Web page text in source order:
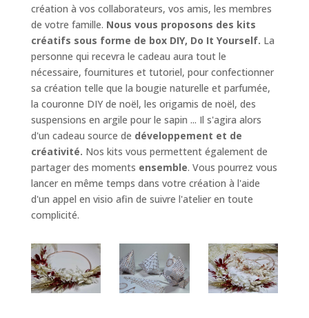
création à vos collaborateurs, vos amis, les membres
de votre famille. Nous vous proposons des kits
créatifs sous forme de box DIY, Do It Yourself. La
personne qui recevra le cadeau aura tout le
nécessaire, fournitures et tutoriel, pour confectionner
sa création telle que la bougie naturelle et parfumée,
la couronne DIY de noël, les origamis de noël, des
suspensions en argile pour le sapin ... Il s'agira alors
d'un cadeau source de développement et de
créativité. Nos kits vous permettent également de
partager des moments ensemble. Vous pourrez vous
lancer en même temps dans votre création à l'aide
d'un appel en visio afin de suivre l'atelier en toute
complicité.